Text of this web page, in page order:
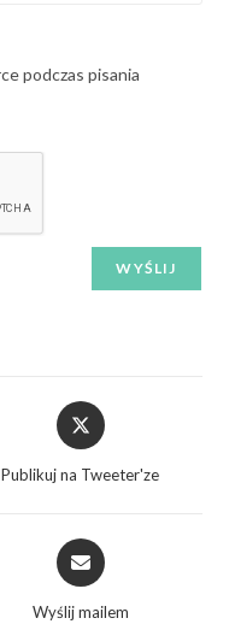
podczas pisania
Publikuj na Tweeter'ze
Wyślij mailem